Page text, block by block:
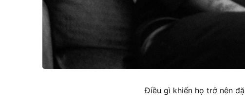
Điều gì khiến họ trở nên